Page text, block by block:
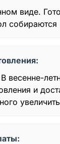
виде.
собираются
весенне-
и